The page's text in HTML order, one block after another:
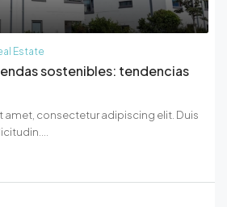
Estate
sostenibles: tendencias
amet, consectetur adipiscing elit. Duis